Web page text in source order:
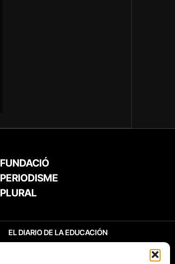
FUNDACIÓ
PERIODISME
PLURAL
EL DIARIO DE LA EDUCACIÓN